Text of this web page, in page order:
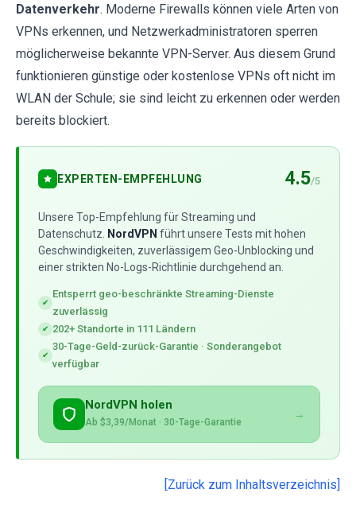
Datenverkehr. Moderne Firewalls können viele Arten von
VPNs erkennen, und Netzwerkadministratoren sperren
möglicherweise bekannte VPN-Server. Aus diesem Grund
funktionieren günstige oder kostenlose VPNs oft nicht im
WLAN der Schule; sie sind leicht zu erkennen oder werden
bereits blockiert.
EXPERTEN-EMPFEHLUNG 4.5/5
Unsere Top-Empfehlung für Streaming und
Datenschutz. NordVPN führt unsere Tests mit hohen
Geschwindigkeiten, zuverlässigem Geo-Unblocking und
einer strikten No-Logs-Richtlinie durchgehend an.
✔
Entsperrt geo-beschränkte Streaming-Dienste
zuverlässig
✔ 202+ Standorte in 111 Ländern
✔
30-Tage-Geld-zurück-Garantie · Sonderangebot
verfügbar
NordVPN holen
Ab $3,39/Monat · 30-Tage-Garantie
→
[Zurück zum Inhaltsverzeichnis]